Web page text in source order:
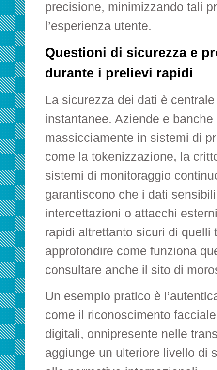
precisione, minimizzando tali
l’esperienza utente.
Questioni di sicurezza e
durante i prelievi rapidi
La sicurezza dei dati è
instantanee. Aziende e
massicciamente in sistemi di
come la tokenizzazione, la
sistemi di monitoraggio
garantiscono che i dati
intercettazioni o attacchi
rapidi altrettanto sicuri di quelli
approfondire come funziona
consultare anche il sito di
Un esempio pratico è
come il riconoscimento
digitali, onnipresente nelle
aggiunge un ulteriore livello di